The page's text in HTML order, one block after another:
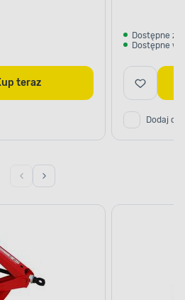
Kup teraz
Dostępne z
Dostępne w
Dodaj do